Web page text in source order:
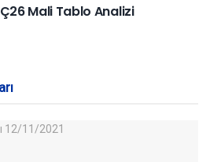
Mali Tablo Analizi